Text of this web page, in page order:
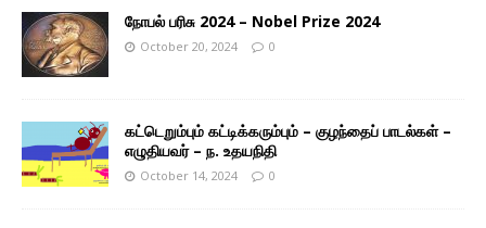
நோபல் பரிசு 2024 – Nobel Prize 2024
October 20, 2024 0
கட்டெறும்பும் கட்டிக்கரும்பும் – குழந்தைப் பாடல்கள் –
எழுதியவர் – ந. உதயநிதி
October 14, 2024 0